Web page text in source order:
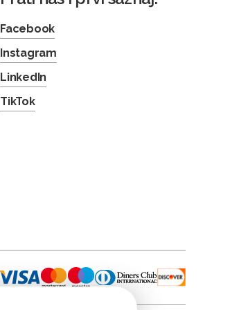
Facebook
Instagram
LinkedIn
TikTok